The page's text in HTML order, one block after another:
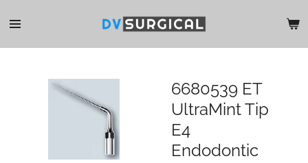
direct
6680539 ET
UltraMint Tip
E4
Endodontic